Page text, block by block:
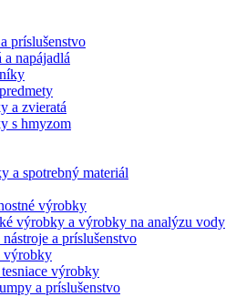
príslušenstvo
napájadlá
a zvieratá
s hmyzom
a spotrebný materiál
výrobky
výrobky a výrobky na analýzu vody
a príslušenstvo
výrobky
výrobky
a príslušenstvo